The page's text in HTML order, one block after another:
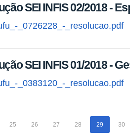
SEI INFIS 02/2018 -
_0726228_-_resolucao.pdf
SEI INFIS 01/2018 -
_0383120_-_resolucao.pdf
25 26 27 28 29 30